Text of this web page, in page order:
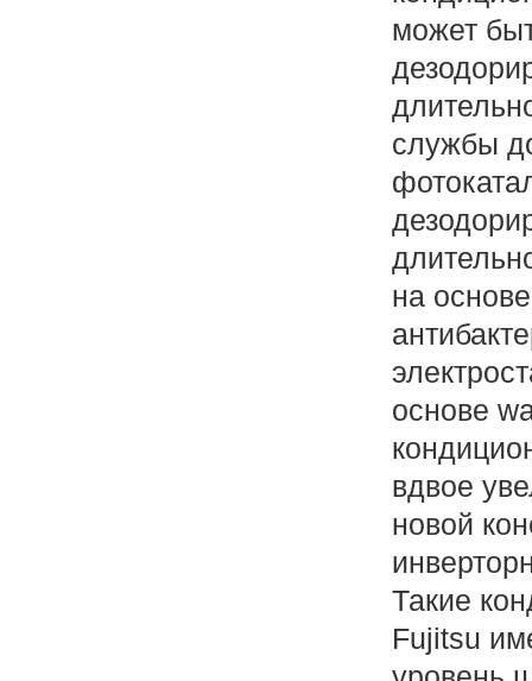
может
службы
на
основе
вдвое
новой
Такие
Fujitsu